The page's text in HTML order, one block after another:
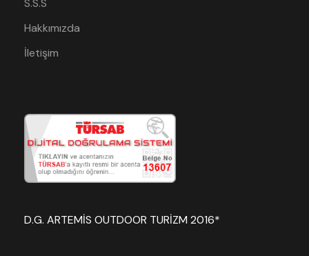
Hakkımızda
İletişim
D.G. ARTEMİS OUTDOOR TURİZM 2016*